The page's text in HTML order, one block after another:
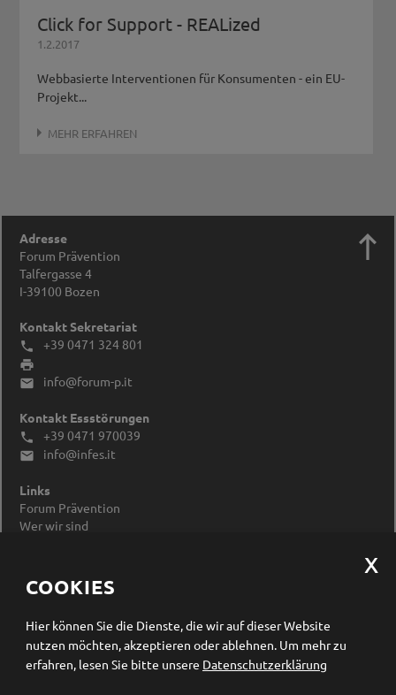
Click for Support - REALized
1.2.2017
Webbasierte Interventionen für Konsumenten - ein EU-
Projekt...
MEHR ERFAHREN
Adresse
Forum Prävention
Talfergasse 4
I-39100 Bozen
Kontakt Sekretariat
 +39 0471 324 801


info@forum-p.it
Kontakt Essstörungen
 +39 0471 970039
 info@infes.it
Links
Forum Prävention
Wer wir sind
Cookieeinstellungen ändern

Newsletter Anmeldung
COOKIES
Hier können Sie die Dienste, die wir auf dieser Website
nutzen möchten, akzeptieren oder ablehnen. Um mehr zu
erfahren, lesen Sie bitte unsere Datenschutzerklärung